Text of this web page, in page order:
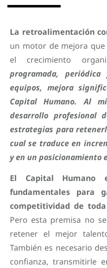
La retroalimentación
un motor de mejora
el crecimiento
programada,
equipos, mejora
Capital Humano. Al
desarrollo profesional
estrategias para
cual se traduce en
y en un posicionamiento
El Capital
fundamentales para
competitividad de
Pero esta premisa no
retener el mejor
También es necesario
confianza, transmitirle